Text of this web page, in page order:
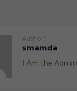
Author:
smamda
I Am the Admin